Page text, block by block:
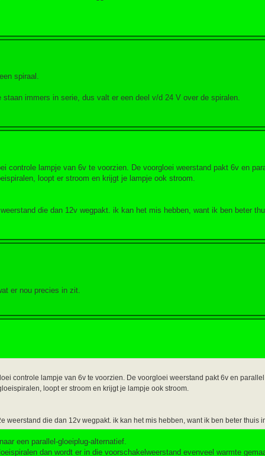
spiraal.
immers in serie, dus valt er een deel v/d 24 V over de spiralen.
controle lampje van 6v te voorzien. De voorgloei weerstand pakt 6v en
loopt er stroom en krijgt je lampje ook stroom.
die dan 12v wegpakt. ik kan het mis hebben, want ik ben beter
er nou precies in zit.
controle lampje van 6v te voorzien. De voorgloei weerstand pakt 6v en
loopt er stroom en krijgt je lampje ook stroom.
weerstand die dan 12v wegpakt. ik kan het mis hebben, want ik ben beter thuis
een parallel-gloeiplug-alternatief.
dan wordt er in die voorschakelweerstand evenveel warmte